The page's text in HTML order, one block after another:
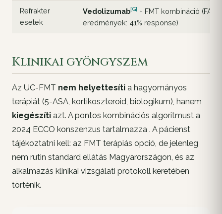
Refrakter
esetek
Vedolizumab[G] + FMT kombináció
eredmények: 41% response)
Klinikai gyöngyszem
Az UC-FMT nem helyettesíti a hagyományos
terápiát (5-ASA, kortikoszteroid, biologikum), hanem
kiegészíti azt. A pontos kombinációs algoritmust a
2024 ECCO konszenzus tartalmazza . A pácienst
tájékoztatni kell: az FMT terápiás opció, de jelenleg
nem rutin standard ellátás Magyarországon, és az
alkalmazás klinikai vizsgálati protokoll keretében
történik.